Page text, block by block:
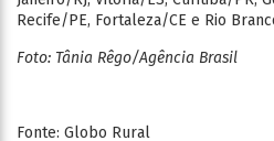
Recife/PE, Fortaleza/CE e Rio
Foto: Tânia Rêgo/Agência Brasil
Fonte: Globo Rural